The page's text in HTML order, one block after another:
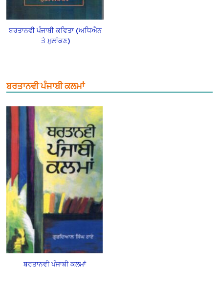
ਬਰਤਾਨਵੀ ਪੰਜਾਬੀ ਕਵਿਤਾ (ਅਧਿਐਨ
ਤੇ ਮੁਲਾਂਕਣ)
ਬਰਤਾਨਵੀ ਪੰਜਾਬੀ ਕਲਮਾਂ
ਬਰਤਾਨਵੀ ਪੰਜਾਬੀ ਕਲਮਾਂ